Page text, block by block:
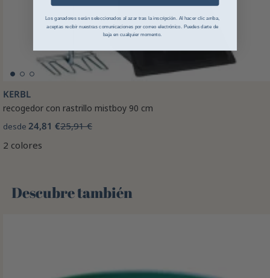
KERBL
recogedor con rastrillo mistboy 90 cm
desde 24,81 €25,91 €
2 colores
Descubre también 🌻
Los ganadores serán seleccionados al azar tras la inscripción. Al hacer clic arriba,
aceptas recibir nuestras comunicaciones por correo electrónico. Puedes darte de
baja en cualquier momento.